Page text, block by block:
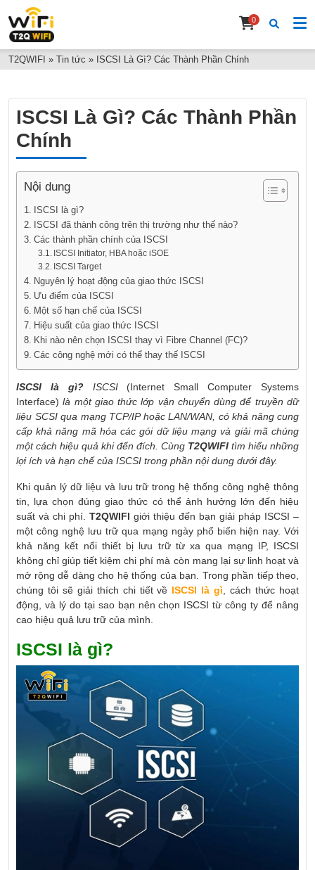
0
T2QWIFI » Tin tức » ISCSI Là Gì? Các Thành Phần Chính
ISCSI Là Gì? Các Thành Phần
Chính
Nội dung
ISCSI là gì?
ISCSI đã thành công trên thị trường như thế nào?
Các thành phần chính của ISCSI
ISCSI Initiator, HBA hoặc iSOE
ISCSI Target
Nguyên lý hoạt động của giao thức ISCSI
Ưu điểm của ISCSI
Một số hạn chế của ISCSI
Hiệu suất của giao thức ISCSI
Khi nào nên chọn ISCSI thay vì Fibre Channel (FC)?
Các công nghệ mới có thể thay thế ISCSI
ISCSI là gì?ISCSI (Internet Small Computer Systems
Interface)là một giao thức lớp vận chuyển dùng để truyền dữ
liệu SCSI qua mạng TCP/IP hoặc LAN/WAN, có khả năng cung
cấp khả năng mã hóa các gói dữ liệu mạng và giải mã chúng
một cách hiệu quả khi đến đích. Cùng T2QWIFI tìm hiểu những
lợi ích và hạn chế của ISCSI trong phần nội dung dưới đây.
Khi quản lý dữ liệu và lưu trữ trong hệ thống công nghệ thông
tin, lựa chọn đúng giao thức có thể ảnh hưởng lớn đến hiệu
suất và chi phí. T2QWIFI giới thiệu đến bạn giải pháp ISCSI –
một công nghệ lưu trữ qua mạng ngày phổ biến hiện nay. Với
khả năng kết nối thiết bị lưu trữ từ xa qua mạng IP, ISCSI
không chỉ giúp tiết kiệm chi phí mà còn mang lại sự linh hoạt và
mở rộng dễ dàng cho hệ thống của bạn. Trong phần tiếp theo,
chúng tôi sẽ giải thích chi tiết về ISCSI là gì , cách thức hoạt
động, và lý do tại sao bạn nên chọn ISCSI từ công ty để nâng
cao hiệu quả lưu trữ của mình.
ISCSI là gì?